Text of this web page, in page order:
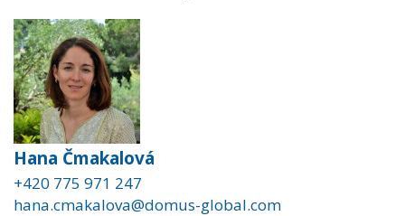
Hana Čmakalová
+420 775 971 247
hana.cmakalova@domus-global.com